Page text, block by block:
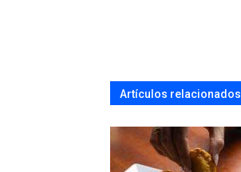
Artículos relacionados